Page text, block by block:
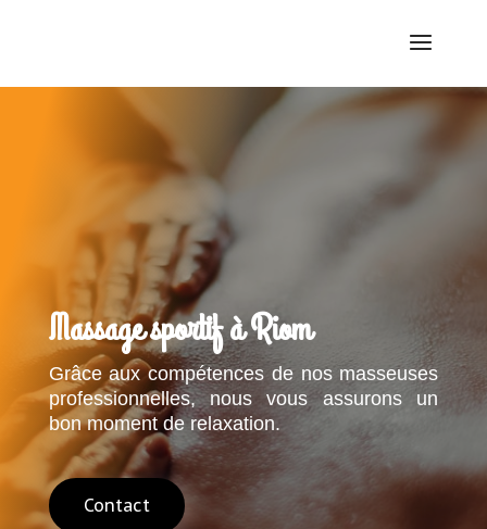
Massage sportif à Riom
Grâce aux compétences de nos masseuses
professionnelles, nous vous assurons un
bon moment de relaxation.
Contact